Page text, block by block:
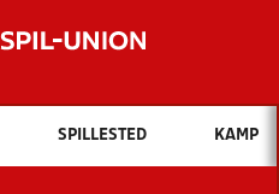
Hvad vil du søge efter?
INDHOLD OG NYHEDER
SPILLESTED KAMP